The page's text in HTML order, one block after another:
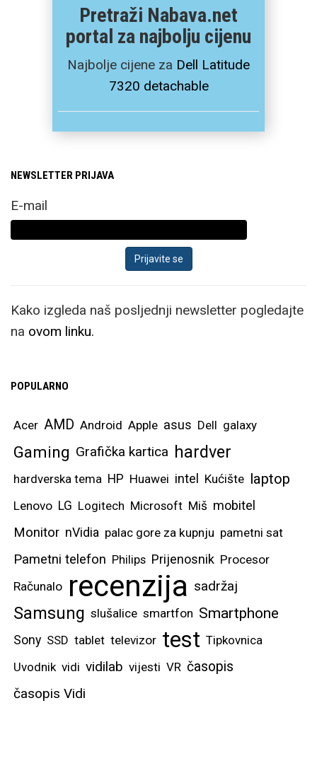
Pretraži Nabava.net
portal za najbolju cijenu
Najbolje cijene za Dell Latitude
7320 detachable
NEWSLETTER PRIJAVA
E-mail
Kako izgleda naš posljednji newsletter pogledajte
na ovom linku.
POPULARNO
Acer AMD Android Apple asus Dell galaxy
Gaming Grafička kartica hardver
hardverska tema HP Huawei intel Kućište laptop
Lenovo LG Logitech Microsoft Miš mobitel
Monitor nVidia palac gore za kupnju pametni sat
Pametni telefon Philips Prijenosnik Procesor
Računalo recenzija sadržaj
Samsung slušalice smartfon Smartphone
Sony SSD tablet televizor test Tipkovnica
Uvodnik vidi vidilab vijesti VR časopis
časopis Vidi